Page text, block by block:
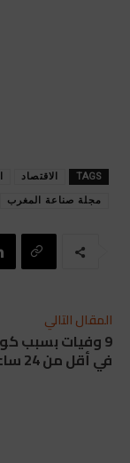
TAGS الاقتصاد
مجلة صناعة المغرب
المقال التالي
في أقل من 24 ساعة